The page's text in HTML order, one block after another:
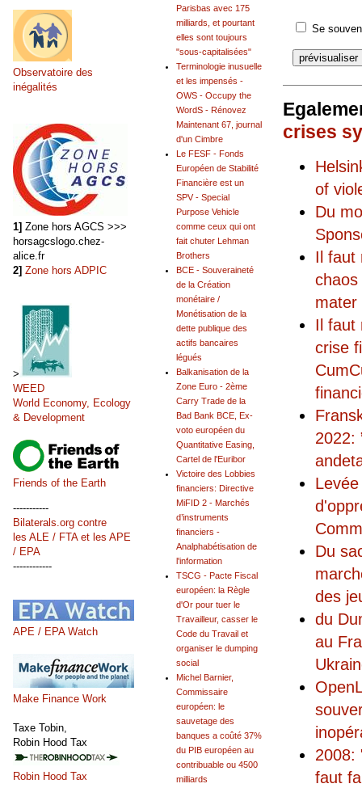
Se
crises
of
Du
Il faut
mater
Il faut
crise
2022:
Du
des
du
au
2008:
faut
Parisbas avec 175
milliards, et pourtant
elles sont toujours
"sous-capitalisées"
Terminologie inusuelle
et les impensés -
OWS - Occupy the
WordS - Rénovez
Maintenant 67, journal
d'un Cimbre
Le FESF - Fonds
Européen de Stabilité
Financière est un
SPV - Special
Purpose Vehicle
comme ceux qui ont
fait chuter Lehman
Brothers
BCE - Souveraineté
de la Création
monétaire /
Monétisation de la
dette publique des
actifs bancaires
légués
Balkanisation de la
Zone Euro - 2ème
Carry Trade de la
Bad Bank BCE, Ex-
voto européen du
Quantitative Easing,
Cartel de l'Euribor
Victoire des Lobbies
financiers: Directive
MiFID 2 - Marchés
d’instruments
financiers -
Analphabétisation de
l'information
TSCG - Pacte Fiscal
européen: la Règle
d'Or pour tuer le
Travailleur, casser le
Code du Travail et
organiser le dumping
social
Michel Barnier,
Commissaire
européen: le
sauvetage des
banques a coûté 37%
du PIB européen au
contribuable ou 4500
milliards
Observatoire des
inégalités
1] Zone hors AGCS >>>
horsagcslogo.chez-
alice.fr
2] Zone hors ADPIC
>
WEED
World Economy, Ecology
& Development
Friends of the Earth
-----------
Bilaterals.org contre
les ALE / FTA et les APE
/ EPA
------------
APE / EPA Watch
Make Finance Work
Taxe Tobin,
Robin Hood Tax
Robin Hood Tax